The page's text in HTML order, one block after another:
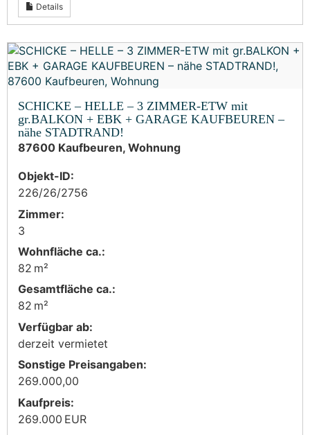
Details
SCHICKE – HELLE – 3 ZIMMER-ETW mit
gr.BALKON + EBK + GARAGE KAUFBEUREN –
nähe STADTRAND!
87600 Kaufbeuren, Wohnung
Objekt-ID:
226/26/2756
Zimmer:
3
Wohnfläche ca.:
82 m²
Gesamtfläche ca.:
82 m²
Verfügbar ab:
derzeit vermietet
Sonstige Preisangaben:
269.000,00
Kaufpreis:
269.000 EUR